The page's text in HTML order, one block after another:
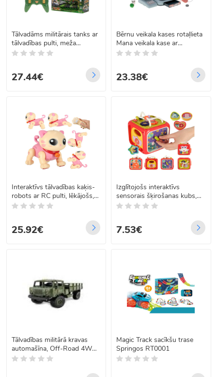
Tālvadāms militārais tanks ar
tālvadības pulti, meža
kamuflāža, 2.4 GHz, RC War
27.44€
Bērnu veikala kases rotaļlieta
Mana veikala kase ar
piederumiem, skeneri un
23.38€
Interaktīvs tālvadības kaķis-
robots ar RC pulti, lēkājošs,
rozā
25.92€
Izglītojošs interaktīvs
sensorais šķirošanas kubs,
klucīšu šķirotājs, sarkans
7.53€
Tālvadības militārā kravas
automašīna, Off-Road 4WD
RTR 1:16
Magic Track sacīkšu trase
Springos RT0001